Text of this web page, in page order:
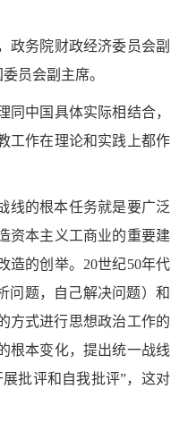
政务院财政经济委员会副
员会副主席。
同中国具体实际相结合，
工作在理论和实践上都作
线的根本任务就是要广泛
资本主义工商业的重要建
造的创举。20世纪50年代
问题，自己解决问题）和
方式进行思想政治工作的
根本变化，提出统一战线
批评和自我批评”，这对